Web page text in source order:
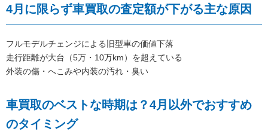
4月に限らず車買取の査定額が下がる主な原因
フルモデルチェンジによる旧型車の価値下落
走行距離が大台（5万・10万km）を超えている
外装の傷・へこみや内装の汚れ・臭い
車買取のベストな時期は？4月以外でおすすめ
のタイミング